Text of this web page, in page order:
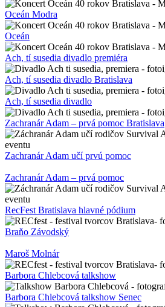
Oceán Modra
Oceán
Ach, tí susedia divadlo premiéra
Ach, tí susedia divadlo Bratislava
Ach, tí susedia divadlo
Zachranár Adam – prvá pomoc Bratislava
Zachranár Adam učí prvú pomoc
Zachranár Adam – prvá pomoc
RecFest Bratislava hlavné pódium
Braňo Závodský
Maroš Molnár
Barbora Chlebcová talkshow
Barbora Chlebcová talkshow Senec